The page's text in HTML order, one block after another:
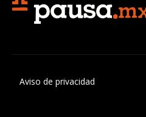
Aviso de privacidad